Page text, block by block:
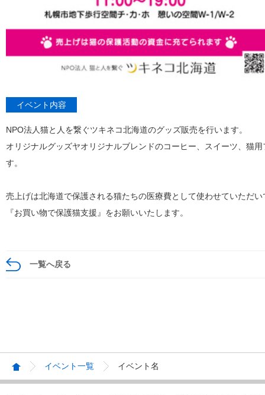
イベント内容
NPO法人猫と人を繋ぐツキネコ北海道のグッズ販売を行います。
オリジナルグッズヤオリジナルブレンドのコーヒー、スイーツ、猫
す。
売上げは北海道で保護される猫たちの医療費として使わせていただ
『お買い物で保護猫支援』をお願いいたします。
一覧へ戻る
イベント一覧 イベント名